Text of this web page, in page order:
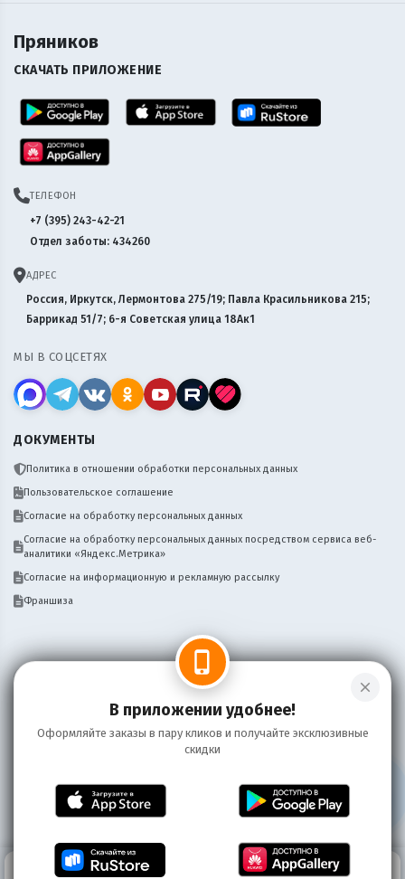
Пряников
СКАЧАТЬ ПРИЛОЖЕНИЕ
ТЕЛЕФОН
+7 (395) 243-42-21
Отдел заботы: 434260
АДРЕС
Россия, Иркутск, Лермонтова 275/19; Павла Красильникова 215;
Баррикад 51/7; 6-я Советская улица 18Ак1
МЫ В СОЦСЕТЯХ
ДОКУМЕНТЫ
Политика в отношении обработки персональных данных
Пользовательское соглашение
Согласие на обработку персональных данных
Согласие на обработку персональных данных посредством сервиса веб-
аналитики «Яндекс.Метрика»
Согласие на информационную и рекламную рассылку
Франшиза
Нужен сайт, бот, мобильное приложение
2026 Пряников
0
close
phone_iphone
В приложении удобнее!
Оформляйте заказы в пару кликов и получайте эксклюзивные
скидки